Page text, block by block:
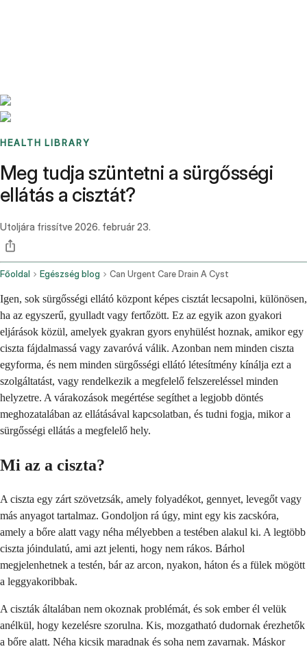
HEALTH LIBRARY
Meg tudja szüntetni a sürgősségi
ellátás a cisztát?
Utoljára frissítve 2026. február 23.
Főoldal Egészség blog Can Urgent Care Drain A Cyst
Igen, sok sürgősségi ellátó központ képes cisztát lecsapolni, különösen,
ha az egyszerű, gyulladt vagy fertőzött. Ez az egyik azon gyakori
eljárások közül, amelyek gyakran gyors enyhülést hoznak, amikor egy
ciszta fájdalmassá vagy zavaróvá válik. Azonban nem minden ciszta
egyforma, és nem minden sürgősségi ellátó létesítmény kínálja ezt a
szolgáltatást, vagy rendelkezik a megfelelő felszereléssel minden
helyzetre. A várakozások megértése segíthet a legjobb döntés
meghozatalában az ellátásával kapcsolatban, és tudni fogja, mikor a
sürgősségi ellátás a megfelelő hely.
Mi az a ciszta?
A ciszta egy zárt szövetzsák, amely folyadékot, gennyet, levegőt vagy
más anyagot tartalmaz. Gondoljon rá úgy, mint egy kis zacskóra,
amely a bőre alatt vagy néha mélyebben a testében alakul ki. A legtöbb
ciszta jóindulatú, ami azt jelenti, hogy nem rákos. Bárhol
megjelenhetnek a testén, bár az arcon, nyakon, háton és a fülek mögött
a leggyakoribbak.
A ciszták általában nem okoznak problémát, és sok ember él velük
anélkül, hogy kezelésre szorulna. Kis, mozgatható dudornak érezhetők
a bőre alatt. Néha kicsik maradnak és soha nem zavarnak. Máskor